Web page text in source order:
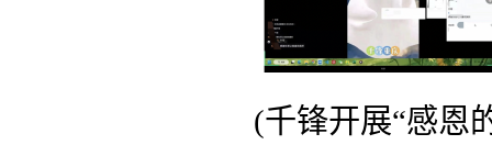
(千锋开展“感恩的